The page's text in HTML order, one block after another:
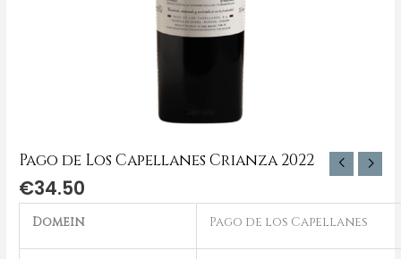
Pago de Los Capellanes Crianza 2022
€34.50
Domein Pago de los Capellanes